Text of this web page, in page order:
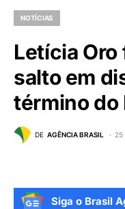
Bárbara
Grand Prix de
Uma semana após ser a
NOTÍCIAS